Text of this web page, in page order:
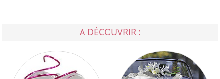
A DÉCOUVRIR :